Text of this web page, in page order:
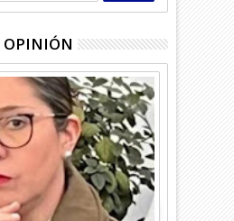
OPINIÓN